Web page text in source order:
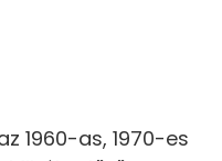
1960-as, 1970-es